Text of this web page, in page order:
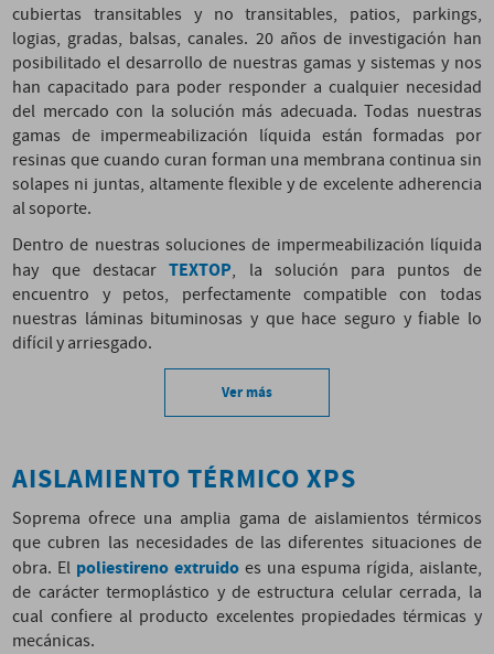
cubiertas transitables y no transitables, patios, parkings,
logias, gradas, balsas, canales. 20 años de investigación han
posibilitado el desarrollo de nuestras gamas y sistemas y nos
han capacitado para poder responder a cualquier necesidad
del mercado con la solución más adecuada. Todas nuestras
gamas de impermeabilización líquida están formadas por
resinas que cuando curan forman una membrana continua sin
solapes ni juntas, altamente flexible y de excelente adherencia
al soporte.
Dentro de nuestras soluciones de impermeabilización líquida
hay que destacarTEXTOP, la solución para puntos de
encuentro y petos, perfectamente compatible con todas
nuestras láminas bituminosas y que hace seguro y fiable lo
difícil y arriesgado.
Ver más
AISLAMIENTO TÉRMICO XPS
Soprema ofrece una amplia gama de aislamientos térmicos
que cubren las necesidades de las diferentes situaciones de
obra. El poliestireno extruido es una espuma rígida, aislante,
de carácter termoplástico y de estructura celular cerrada, la
cual confiere al producto excelentes propiedades térmicas y
mecánicas.